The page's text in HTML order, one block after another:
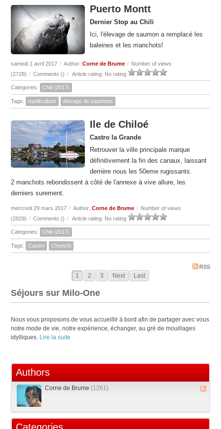
Puerto Montt
Dernier Stop au Chili
Ici, l'élevage de saumon a remplacé les
baleines et les manchots!
samedi 1 avril 2017 / Author:Corne de Brume / Number of views
(2728) / Comments () / Article rating: No rating
Categories: Chili (2017)
Tags: mytiliculture élevage de saumons
Ile de Chiloé
Castro la Grande
Retrouver la ville principale marque
définitivement la fin des canaux, laissant
derrière nous les 50eme rugissants.
2 manchots rebondissent à côté de l'annexe à vive allure, les
derniers surement.
mercredi 29 mars 2017 / Author:Corne de Brume / Number of views
(2829) / Comments () / Article rating: No rating
Categories: Chili (2017)
Tags: Castro Chonchi
RSS
1 2 3 Next Last
Séjours sur Milo-One
Nous vous proposons de vous accueillir à bord afin de partager avec vous
notre mode de vie, notre expérience, échanger, au gré de mouillages
idylliques. Lire la suite
Authors
Corne de Brume (1261)